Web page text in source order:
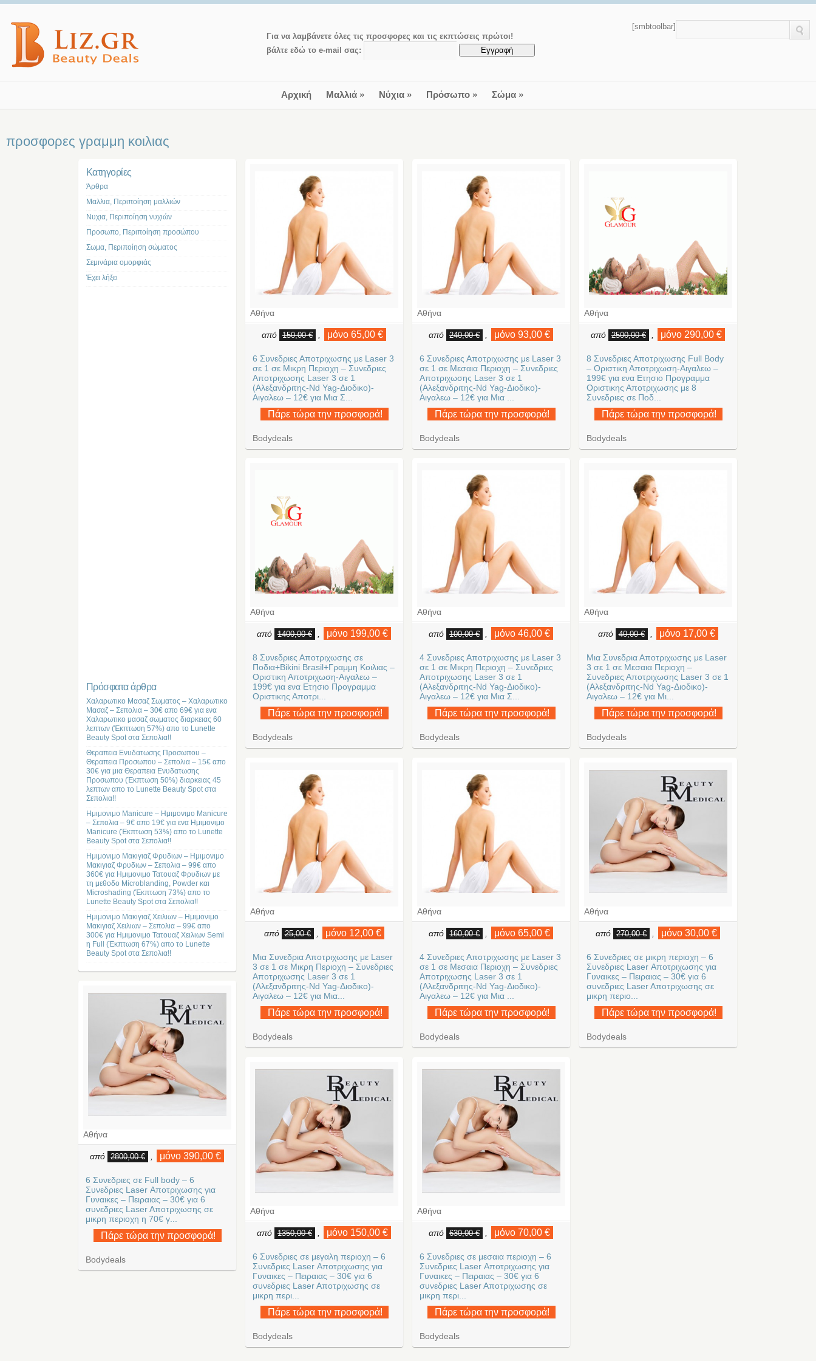
Για να λαμβάνετε όλες τις προσφορες και τις εκπτώσεις πρώτοι!
βάλτε εδώ το e-mail σας:
[smbtoolbar]
Αρχική Μαλλιά» Νύχια» Πρόσωπο» Σώμα»
προσφορες γραμμη κοιλιας
Kατηγορίες
Άρθρα
Μαλλια, Περιποίηση μαλλιών
Νυχια, Περιποίηση νυχιών
Προσωπο, Περιποίηση προσώπου
Σωμα, Περιποίηση σώματος
Σεμινάρια ομορφιάς
Έχει λήξει
Πρόσφατα άρθρα
Χαλαρωτικο Μασαζ Σωματος – Χαλαρωτικο
Μασαζ – Σεπολια – 30€ απο 69€ για ενα
Χαλαρωτικο μασαζ σωματος διαρκειας 60
λεπτων (Έκπτωση 57%) απο το Lunette
Beauty Spot στα Σεπολια!!
Θεραπεια Ενυδατωσης Προσωπου –
Θεραπεια Προσωπου – Σεπολια – 15€ απο
30€ για μια Θεραπεια Ενυδατωσης
Προσωπου (Έκπτωση 50%) διαρκειας 45
λεπτων απο το Lunette Beauty Spot στα
Σεπολια!!
Ημιμονιμο Manicure – Ημιμονιμο Manicure
– Σεπολια – 9€ απο 19€ για ενα Ημιμονιμο
Manicure (Έκπτωση 53%) απο το Lunette
Beauty Spot στα Σεπολια!!
Ημιμονιμο Μακιγιαζ Φρυδιων – Ημιμονιμο
Μακιγιαζ Φρυδιων – Σεπολια – 99€ απο
360€ για Ημιμονιμο Τατουαζ Φρυδιων με
τη μεθοδο Microblanding, Powder και
Microshading (Έκπτωση 73%) απο το
Lunette Beauty Spot στα Σεπολια!!
Ημιμονιμο Μακιγιαζ Χειλιων – Ημιμονιμο
Μακιγιαζ Χειλιων – Σεπολια – 99€ απο
300€ για Ημιμονιμο Τατουαζ Χειλιων Semi
η Full (Έκπτωση 67%) απο το Lunette
Beauty Spot στα Σεπολια!!
Αθήνα
από 150,00 € , μόνο 65,00 €
6 Συνεδριες Αποτριχωσης με Laser 3
σε 1 σε Μικρη Περιοχη – Συνεδριες
Αποτριχωσης Laser 3 σε 1
(Αλεξανδριτης-Nd Yag-Διοδικο)-
Αιγαλεω – 12€ για Μια Σ...
Πάρε τώρα την προσφορά!
Bodydeals
Αθήνα
από 240,00 € , μόνο 93,00 €
6 Συνεδριες Αποτριχωσης με Laser 3
σε 1 σε Μεσαια Περιοχη – Συνεδριες
Αποτριχωσης Laser 3 σε 1
(Αλεξανδριτης-Nd Yag-Διοδικο)-
Αιγαλεω – 12€ για Μια ...
Πάρε τώρα την προσφορά!
Bodydeals
Αθήνα
από 2500,00 € , μόνο 290,00 €
8 Συνεδριες Αποτριχωσης Full Body
– Οριστικη Αποτριχωση-Αιγαλεω –
199€ για ενα Ετησιο Προγραμμα
Οριστικης Αποτριχωσης με 8
Συνεδριες σε Ποδ...
Πάρε τώρα την προσφορά!
Bodydeals
Αθήνα
από 1400,00 € , μόνο 199,00 €
8 Συνεδριες Αποτριχωσης σε
Ποδια+Bikini Brasil+Γραμμη Κοιλιας –
Οριστικη Αποτριχωση-Αιγαλεω –
199€ για ενα Ετησιο Προγραμμα
Οριστικης Αποτρι...
Πάρε τώρα την προσφορά!
Bodydeals
Αθήνα
από 100,00 € , μόνο 46,00 €
4 Συνεδριες Αποτριχωσης με Laser 3
σε 1 σε Μικρη Περιοχη – Συνεδριες
Αποτριχωσης Laser 3 σε 1
(Αλεξανδριτης-Nd Yag-Διοδικο)-
Αιγαλεω – 12€ για Μια Σ...
Πάρε τώρα την προσφορά!
Bodydeals
Αθήνα
από 40,00 € , μόνο 17,00 €
Μια Συνεδρια Αποτριχωσης με Laser
3 σε 1 σε Μεσαια Περιοχη –
Συνεδριες Αποτριχωσης Laser 3 σε 1
(Αλεξανδριτης-Nd Yag-Διοδικο)-
Αιγαλεω – 12€ για Μι...
Πάρε τώρα την προσφορά!
Bodydeals
Αθήνα
από 25,00 € , μόνο 12,00 €
Μια Συνεδρια Αποτριχωσης με Laser
3 σε 1 σε Μικρη Περιοχη – Συνεδριες
Αποτριχωσης Laser 3 σε 1
(Αλεξανδριτης-Nd Yag-Διοδικο)-
Αιγαλεω – 12€ για Μια...
Πάρε τώρα την προσφορά!
Bodydeals
Αθήνα
από 160,00 € , μόνο 65,00 €
4 Συνεδριες Αποτριχωσης με Laser 3
σε 1 σε Μεσαια Περιοχη – Συνεδριες
Αποτριχωσης Laser 3 σε 1
(Αλεξανδριτης-Nd Yag-Διοδικο)-
Αιγαλεω – 12€ για Μια ...
Πάρε τώρα την προσφορά!
Bodydeals
Αθήνα
από 270,00 € , μόνο 30,00 €
6 Συνεδριες σε μικρη περιοχη – 6
Συνεδριες Laser Αποτριχωσης για
Γυναικες – Πειραιας – 30€ για 6
συνεδριες Laser Aποτριχωσης σε
μικρη περιο...
Πάρε τώρα την προσφορά!
Bodydeals
Αθήνα
από 2800,00 € , μόνο 390,00 €
6 Συνεδριες σε Full body – 6
Συνεδριες Laser Αποτριχωσης για
Γυναικες – Πειραιας – 30€ για 6
συνεδριες Laser Aποτριχωσης σε
μικρη περιοχη η 70€ γ...
Πάρε τώρα την προσφορά!
Bodydeals
Αθήνα
από 1350,00 € , μόνο 150,00 €
6 Συνεδριες σε μεγαλη περιοχη – 6
Συνεδριες Laser Αποτριχωσης για
Γυναικες – Πειραιας – 30€ για 6
συνεδριες Laser Aποτριχωσης σε
μικρη περι...
Πάρε τώρα την προσφορά!
Bodydeals
Αθήνα
από 630,00 € , μόνο 70,00 €
6 Συνεδριες σε μεσαια περιοχη – 6
Συνεδριες Laser Αποτριχωσης για
Γυναικες – Πειραιας – 30€ για 6
συνεδριες Laser Aποτριχωσης σε
μικρη περι...
Πάρε τώρα την προσφορά!
Bodydeals